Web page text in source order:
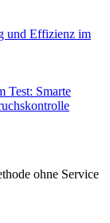
und Effizienz im
Test: Smarte
ohne Service